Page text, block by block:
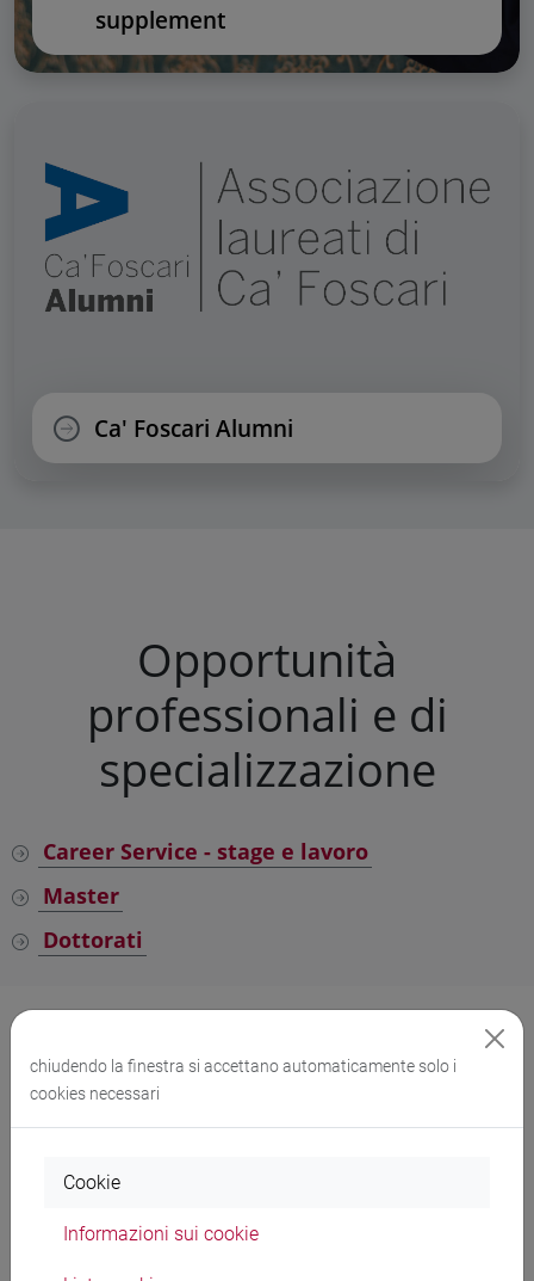
supplement
Ca' Foscari Alumni
Opportunità
professionali e di
specializzazione
Career Service - stage e lavoro
Master
Dottorati
Prova finale
Procedura di Ateneo
chiudendo la finestra si accettano automaticamente solo i
cookies necessari
Cookie
Informazioni sui cookie